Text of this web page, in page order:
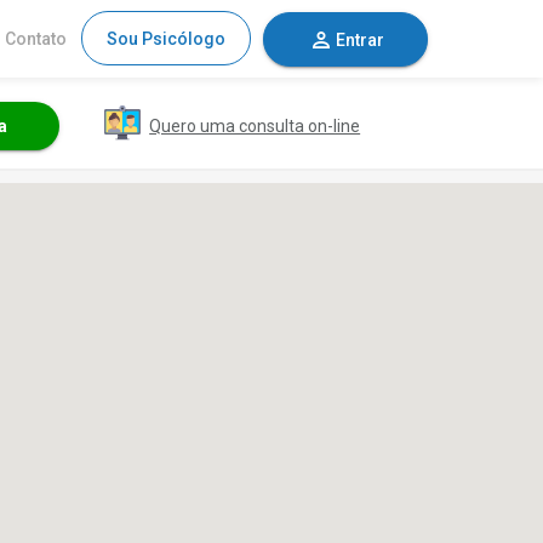
Contato Sou Psicólogo Entrar
Quero uma consulta on-line